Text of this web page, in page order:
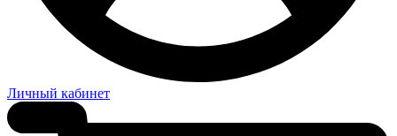
Личный кабинет